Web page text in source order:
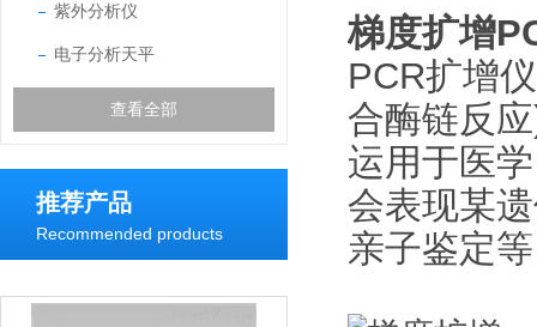
紫外分析仪
电子分析天平
查看全部
推荐产品
Recommended products
梯度扩增
PCR扩增
合酶链反
运用于医
会表现某
亲子鉴定